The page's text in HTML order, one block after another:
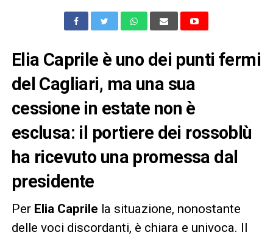
Elia Caprile è uno dei punti fermi
del Cagliari, ma una sua
cessione in estate non è
esclusa: il portiere dei rossoblù
ha ricevuto una promessa dal
presidente
PerElia Caprile la situazione, nonostante
delle voci discordanti, è chiara e univoca. Il